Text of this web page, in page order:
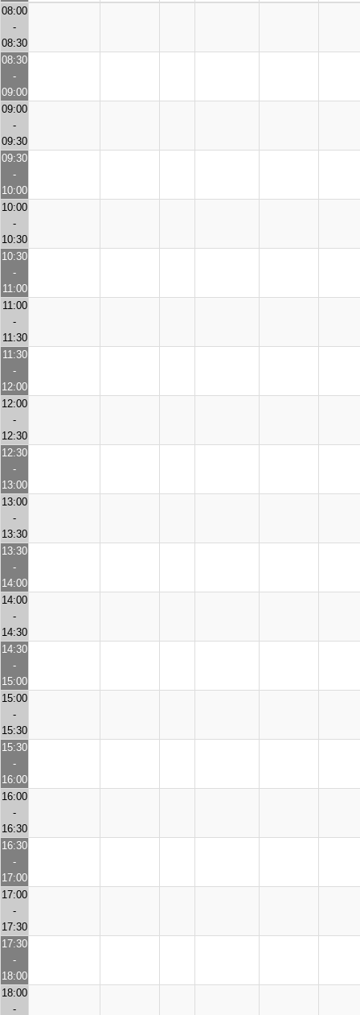
08:00
-
08:30
08:30
-
09:00
09:00
-
09:30
09:30
-
10:00
10:00
-
10:30
10:30
-
11:00
11:00
-
11:30
11:30
-
12:00
12:00
-
12:30
12:30
-
13:00
13:00
-
13:30
13:30
-
14:00
14:00
-
14:30
14:30
-
15:00
15:00
-
15:30
15:30
-
16:00
16:00
-
16:30
16:30
-
17:00
17:00
-
17:30
17:30
-
18:00
18:00
-